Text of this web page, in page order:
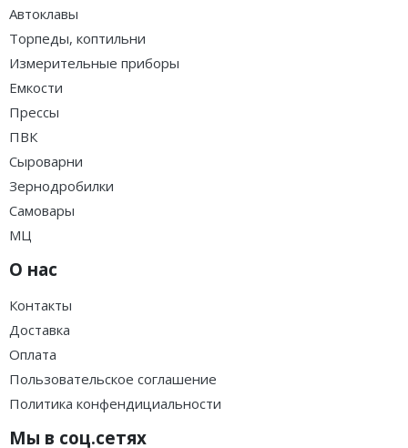
Автоклавы
Торпеды, коптильни
Измерительные приборы
Емкости
Прессы
ПВК
Сыроварни
Зернодробилки
Самовары
МЦ
О нас
Контакты
Доставка
Оплата
Пользовательское соглашение
Политика конфендициальности
Мы в соц.сетях